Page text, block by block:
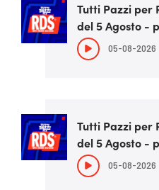
Tutti Pazzi per
del 5 Agosto -
05-08-2026
Tutti Pazzi per
del 5 Agosto -
05-08-2026